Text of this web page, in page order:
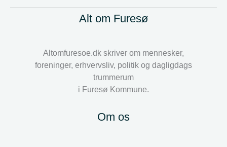
Alt om Furesø
Altomfuresoe.dk skriver om mennesker,
foreninger, erhvervsliv, politik og dagligdags
trummerum
i Furesø Kommune.
Om os